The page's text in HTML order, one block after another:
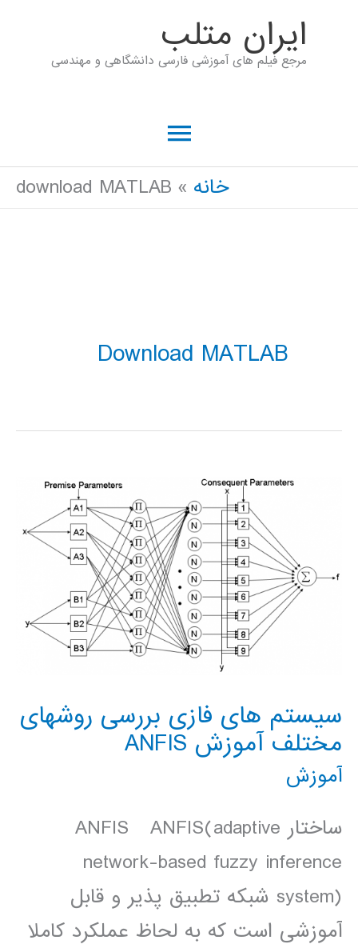
ايران متلب
مرجع فیلم های آموزشی فارسی دانشگاهی و مهندسی
فهرست
اصلیخانه download MATLAB
Download MATLAB
سيستم های فازی بررسی روشهای
مختلف آموزش ANFIS
آموزش
ساختار ANFIS ANFIS(adaptive
network-based fuzzy inference
system) شبکه تطبيق پذير و قابل
آموزشی است که به لحاظ عملکرد کاملا